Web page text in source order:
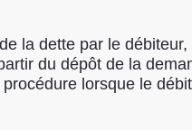
la dette par le
du dépôt de la
lorsque le